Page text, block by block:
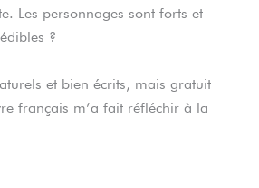
Les personnages sont forts et
?
et bien écrits, mais gratuit
français m’a fait réfléchir à la